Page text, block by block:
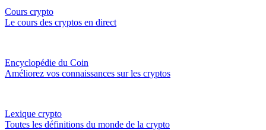
Cours crypto
Le cours des cryptos en direct
Encyclopédie du Coin
Améliorez vos connaissances sur les cryptos
Lexique crypto
Toutes les définitions du monde de la crypto